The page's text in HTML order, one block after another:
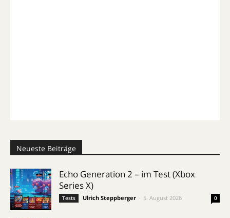
Neueste Beiträge
Echo Generation 2 – im Test (Xbox
Series X)
Tests Ulrich Steppberger 5. August 2026 0